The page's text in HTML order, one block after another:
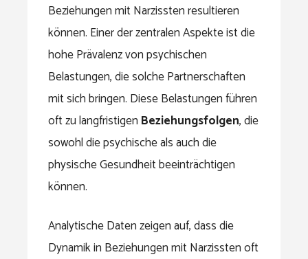
Beziehungen mit Narzissten resultieren
können. Einer der zentralen Aspekte ist die
hohe Prävalenz von psychischen
Belastungen, die solche Partnerschaften
mit sich bringen. Diese Belastungen führen
oft zu langfristigen Beziehungsfolgen, die
sowohl die psychische als auch die
physische Gesundheit beeinträchtigen
können.
Analytische Daten zeigen auf, dass die
Dynamik in Beziehungen mit Narzissten oft